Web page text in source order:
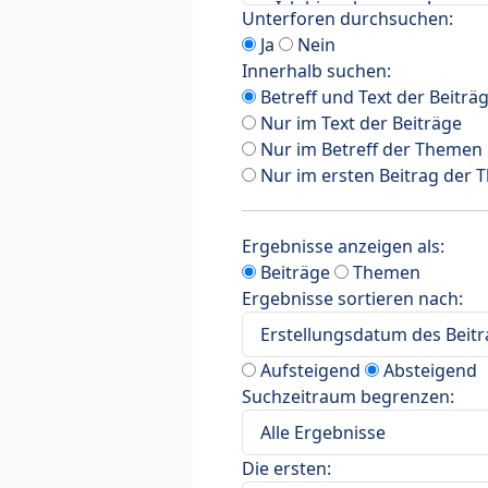
Unterforen durchsuchen:
Ja
Nein
Innerhalb suchen:
Betreff und Text der
Nur im Text der Beiträge
Nur im Betreff der Themen
Nur im ersten Beitrag der
Ergebnisse anzeigen als:
Beiträge
Themen
Ergebnisse sortieren nach:
Aufsteigend
Absteigend
Suchzeitraum begrenzen:
Die ersten: